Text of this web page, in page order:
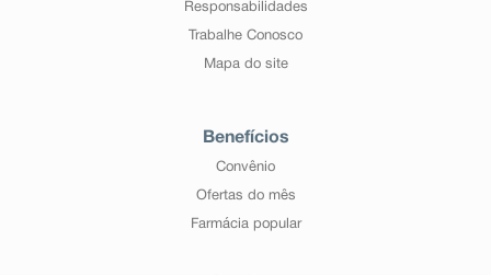
Responsabilidades
Trabalhe Conosco
Mapa do site
Benefícios
Convênio
Ofertas do mês
Farmácia popular